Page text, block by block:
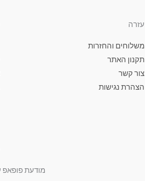
עזרה
משלוחים והחזרות
תקנון האתר
צור קשר
הצהרת נגישות